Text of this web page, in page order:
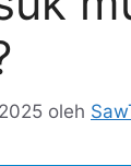
oleh